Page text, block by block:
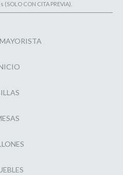
CON CITA PREVIA).